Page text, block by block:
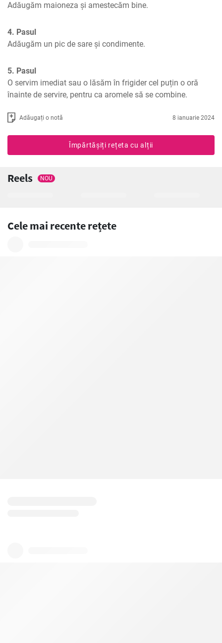
Adăugăm maioneza și amestecăm bine.
4. Pasul
Adăugăm un pic de sare și condimente.
5. Pasul
O servim imediat sau o lăsăm în frigider cel puțin o oră
înainte de servire, pentru ca aromele să se combine.
Adăugați o notă 8 ianuarie 2024
Împărtășiți rețeta cu alții
Reels NOU
Cele mai recente rețete